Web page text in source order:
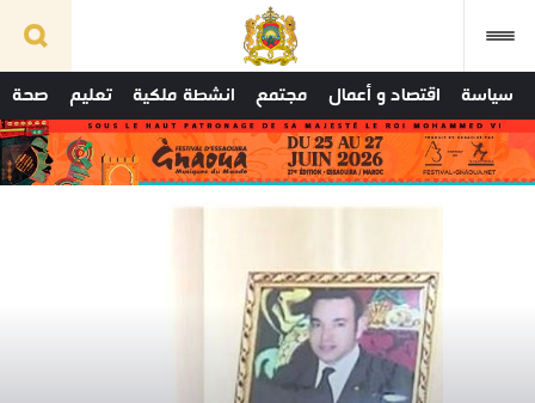
سياسة اقتصاد و أعمال مجتمع انشطة ملكية تعليم صحة